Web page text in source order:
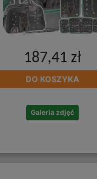
187,41 zł
DO KOSZYKA
Galeria zdjęć